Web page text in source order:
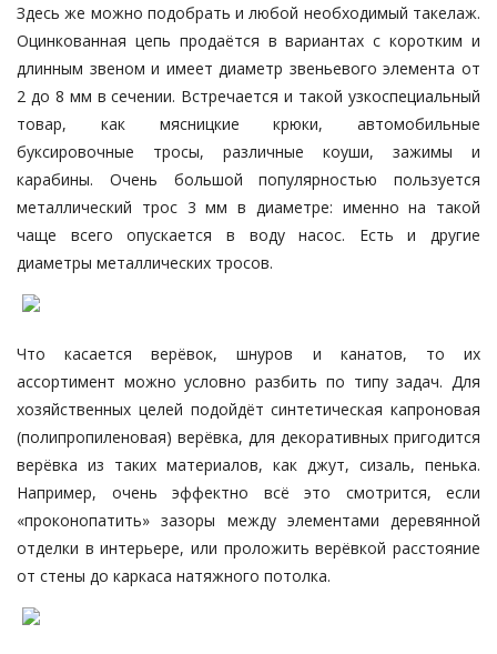
Здесь же можно подобрать и любой необходимый такелаж.
Оцинкованная цепь продаётся в вариантах с коротким и
длинным звеном и имеет диаметр звеньевого элемента от
2 до 8 мм в сечении. Встречается и такой узкоспециальный
товар, как мясницкие крюки, автомобильные
буксировочные тросы, различные коуши, зажимы и
карабины. Очень большой популярностью пользуется
металлический трос 3 мм в диаметре: именно на такой
чаще всего опускается в воду насос. Есть и другие
диаметры металлических тросов.
Что касается верёвок, шнуров и канатов, то их
ассортимент можно условно разбить по типу задач. Для
хозяйственных целей подойдёт синтетическая капроновая
(полипропиленовая) верёвка, для декоративных пригодится
верёвка из таких материалов, как джут, сизаль, пенька.
Например, очень эффектно всё это смотрится, если
«проконопатить» зазоры между элементами деревянной
отделки в интерьере, или проложить верёвкой расстояние
от стены до каркаса натяжного потолка.